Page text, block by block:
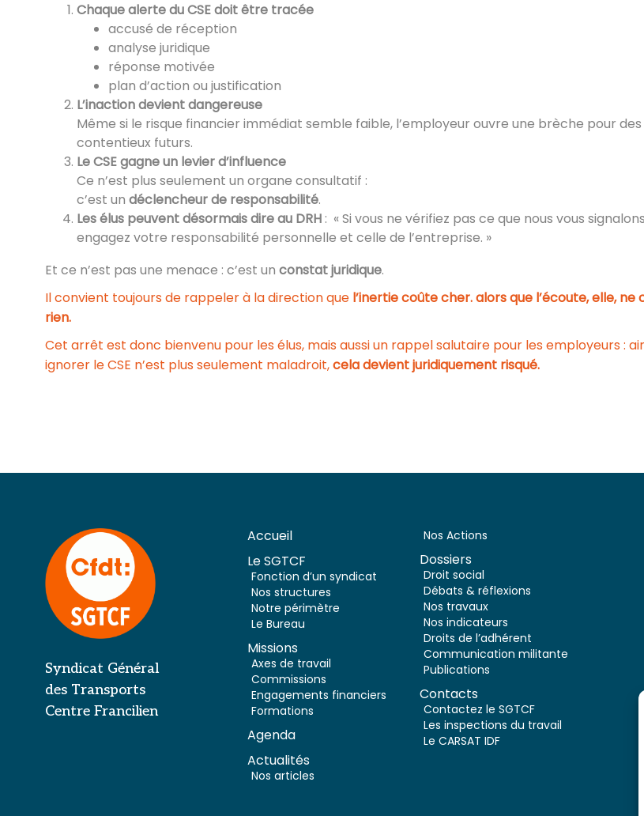
Chaque alerte du CSE doit être tracée
accusé de réception
analyse juridique
réponse motivée
plan d’action ou justification
L’inaction devient dangereuse
Même si le risque financier immédiat semble faible, l’employeur ouvre une brèche pour des
contentieux futurs.
Le CSE gagne un levier d’influence
Ce n’est plus seulement un organe consultatif :
c’est un déclencheur de responsabilité.
Les élus peuvent désormais dire au DRH : « Si vous ne vérifiez pas ce que nous vous
engagez votre responsabilité personnelle et celle de l’entreprise. »
Et ce n’est pas une menace : c’est un constat juridique.
Il convient toujours de rappeler à la direction que l’inertie coûte cher. alors que l’écoute, elle, ne
rien.
Cet arrêt est donc bienvenu pour les élus, mais aussi un rappel salutaire pour les employeurs :
ignorer le CSE n’est plus seulement maladroit,cela devient juridiquement risqué.
Syndicat Général
des Transports
Centre Francilien
Accueil
Le SGTCF
Fonction d’un syndicat
Nos structures
Notre périmètre
Le Bureau
Missions
Axes de travail
Commissions
Engagements financiers
Formations
Agenda
Actualités
Nos articles
Nos Actions
Dossiers
Droit social
Débats & réflexions
Nos travaux
Nos indicateurs
Droits de l’adhérent
Communication militante
Publications
Contacts
Contactez le SGTCF
Les inspections du travail
Le CARSAT IDF